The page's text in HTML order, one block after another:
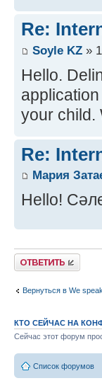
Re:
Soyle KZ »
Hello.
your child.
Re:
Мария
Hello!
Ответить
Вернуться в We
КТО СЕЙЧАС НА
Сейчас этот форум
Список форумов